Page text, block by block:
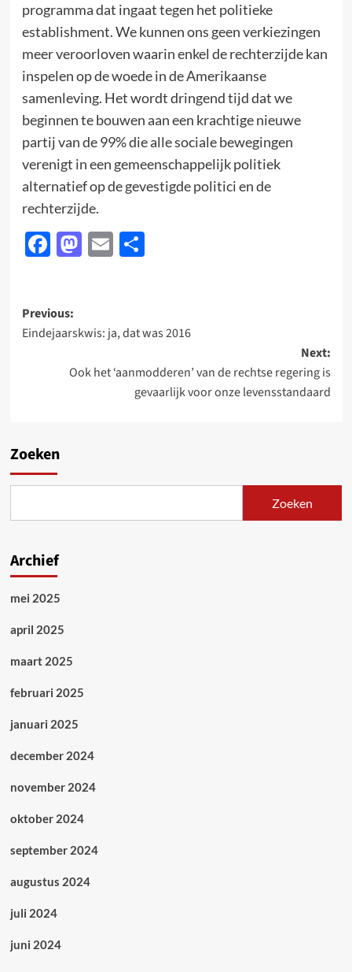
programma dat ingaat tegen het politieke
establishment. We kunnen ons geen verkiezingen
meer veroorloven waarin enkel de rechterzijde kan
inspelen op de woede in de Amerikaanse
samenleving. Het wordt dringend tijd dat we
beginnen te bouwen aan een krachtige nieuwe
partij van de 99% die alle sociale bewegingen
verenigt in een gemeenschappelijk politiek
alternatief op de gevestigde politici en de
rechterzijde.
Facebook
Mastodon
EmailDelen
Post
navigation
Previous:
Eindejaarskwis: ja, dat was 2016
Next:
Ook het ‘aanmodderen’ van de rechtse regering is
gevaarlijk voor onze levensstandaard
Zoeken
Zoeken
Archief
mei 2025
april 2025
maart 2025
februari 2025
januari 2025
december 2024
november 2024
oktober 2024
september 2024
augustus 2024
juli 2024
juni 2024